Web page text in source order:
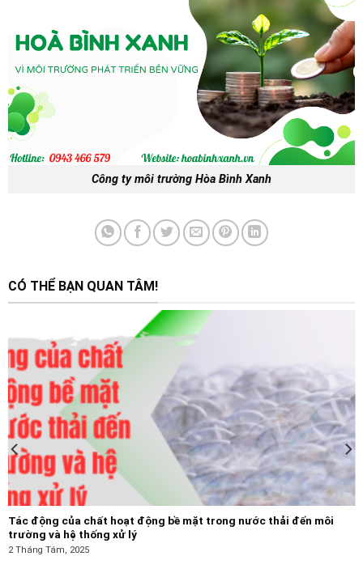
Công ty môi trường Hòa Bình Xanh
CÓ THỂ BẠN QUAN TÂM!
Tác động của chất hoạt động bề mặt trong nước thải đến môi
trường và hệ thống xử lý
2 Tháng Tám, 2025